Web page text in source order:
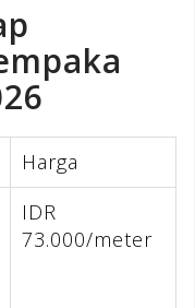
Harga
IDR
73.000/meter